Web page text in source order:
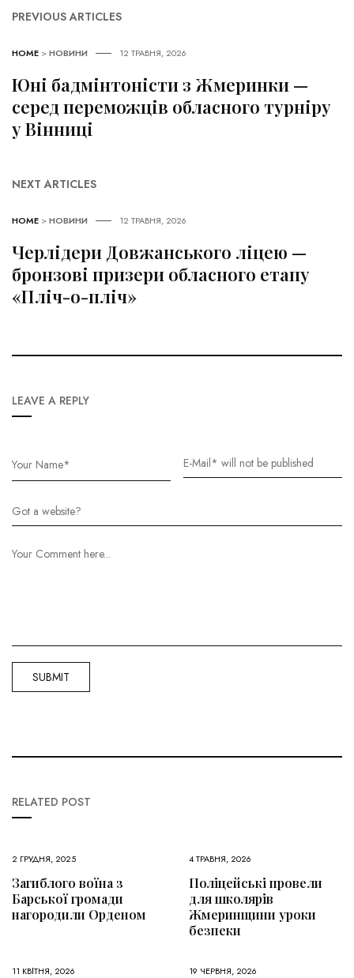
PREVIOUS ARTICLES
HOME >НОВИНИ 12 ТРАВНЯ, 2026
Юні бадмінтоністи з Жмеринки —
серед переможців обласного турніру
у Вінниці
NEXT ARTICLES
HOME >НОВИНИ 12 ТРАВНЯ, 2026
Черлідери Довжанського ліцею —
бронзові призери обласного етапу
«Пліч-о-пліч»
LEAVE A REPLY
RELATED POST
2 ГРУДНЯ, 2025
Загиблого воїна з
Барської громади
нагородили Орденом
4 ТРАВНЯ, 2026
Поліцейські провели
для школярів
Жмеринщини уроки
безпеки
11 КВІТНЯ, 2026 19 ЧЕРВНЯ, 2026